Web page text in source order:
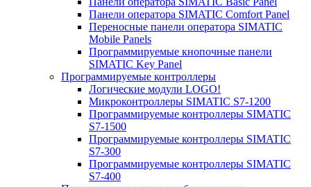
Панели оператора SIMATIC Comfort Panel
Переносные панели оператора SIMATIC
Mobile Panels
Программируемые кнопочные панели
SIMATIC Key Panel
Программируемые контроллеры
Логические модули LOGO!
Микроконтроллеры SIMATIC S7-1200
Программируемые контроллеры SIMATIC
S7-1500
Программируемые контроллеры SIMATIC
S7-300
Программируемые контроллеры SIMATIC
S7-400